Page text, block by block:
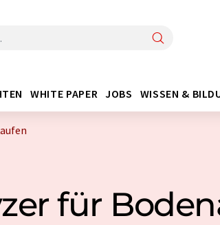
WHITE PAPER JOBS WISSEN &
für